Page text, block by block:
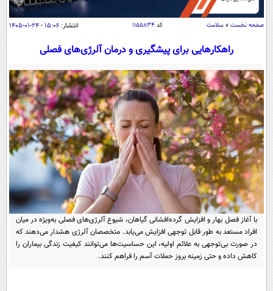
اقتصاد
جامعه
حوادث
یک برش دانایی
محیط زیست
سفر و تفریح
بین الملل
سیاست خارجی
فرهنگ و هنر
علم و دانش
فناوری و It
علمی
اخبار کریپتو
قرآن
گوناگون
باشگاه مغز
مجله تصویری سلاح
فیلم
ورزش
سیاست
عصر ایران 2
خواندنی ها و دیدنی ها
داستان کوتاه
آموزش زبان
صفحه نخست » سلامت کد۱۱۵۵۸۳۴ انتشار: ۱۵:۰۶ - ۲۴-۰۱-۱۴۰۵
راهکارهایی برای پیشگیری و درمان آلرژی‌های فصلی
با آغاز فصل بهار و افزایش گرده‌افشانی گیاهان، شیوع آلرژی‌های فصلی به‌ویژه در میان
افراد مستعد به طور قابل توجهی افزایش می‌یابد. متخصصان آلرژی هشدار می‌دهند که
در صورت بی‌توجهی به علائم اولیه، این حساسیت‌ها می‌توانند کیفیت زندگی بیماران را
کاهش داده و حتی زمینه بروز حملات آسم را فراهم کنند.